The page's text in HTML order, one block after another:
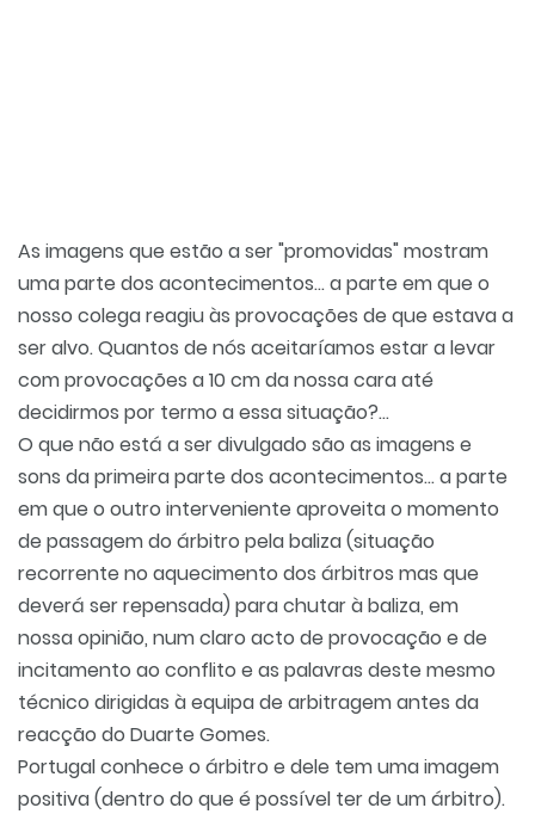
As imagens que estão a ser "promovidas" mostram
uma parte dos acontecimentos... a parte em que o
nosso colega reagiu às provocações de que estava a
ser alvo. Quantos de nós aceitaríamos estar a levar
com provocações a 10 cm da nossa cara até
decidirmos por termo a essa situação?...
O que não está a ser divulgado são as imagens e
sons da primeira parte dos acontecimentos... a parte
em que o outro interveniente aproveita o momento
de passagem do árbitro pela baliza (situação
recorrente no aquecimento dos árbitros mas que
deverá ser repensada) para chutar à baliza, em
nossa opinião, num claro acto de provocação e de
incitamento ao conflito e as palavras deste mesmo
técnico dirigidas à equipa de arbitragem antes da
reacção do Duarte Gomes.
Portugal conhece o árbitro e dele tem uma imagem
positiva (dentro do que é possível ter de um árbitro).